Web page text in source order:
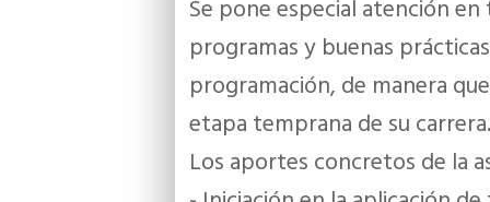
Se pone especial atención
programas y buenas
programación, de manera
etapa temprana de su carrera.
Los aportes concretos de la